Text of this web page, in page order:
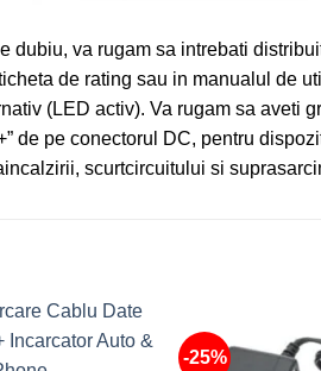
va rugam sa intrebati
de rating sau in manualul de
(LED activ). Va rugam sa aveti
de pe conectorul DC, pentru
scurtcircuitului si
-25%